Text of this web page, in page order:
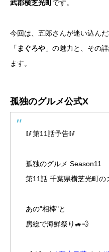
武郡横芝光町です。
今回は、五郎さんが迷い込ん
「 まぐろや 」の魅力と、その
ます。
孤独のグルメ公式X
🥢第11話予告🥢
孤独のグルメ Season11
第11話 千葉県横芝光町の
あの"相棒"と
房総で海鮮祭り🚙💨